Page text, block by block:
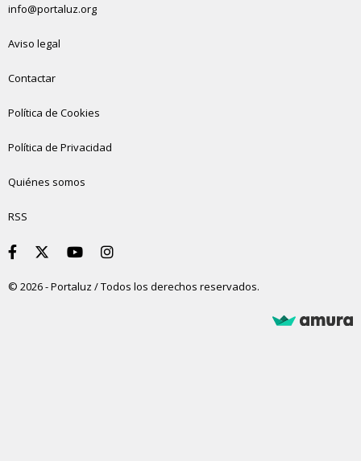
info@portaluz.org
Aviso legal
Contactar
Política de Cookies
Política de Privacidad
Quiénes somos
RSS
© 2026 - Portaluz / Todos los derechos reservados.